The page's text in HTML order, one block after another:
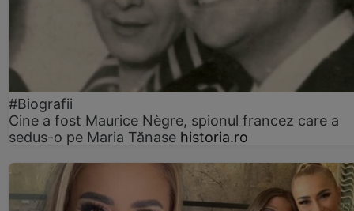
#Biografii
Cine a fost Maurice Nègre, spionul francez care a
sedus-o pe Maria Tănase historia.ro